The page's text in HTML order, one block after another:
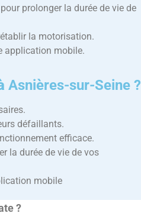
prolonger la durée de vie de
la motorisation.
application mobile.
Asnières-sur-Seine ?
défaillants.
efficace.
la durée de vie de vos
mobile
?